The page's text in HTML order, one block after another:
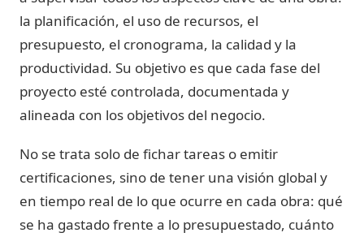
la planificación, el uso de recursos, el
presupuesto, el cronograma, la calidad y la
productividad. Su objetivo es que cada fase del
proyecto esté controlada, documentada y
alineada con los objetivos del negocio.
No se trata solo de fichar tareas o emitir
certificaciones, sino de tener una visión global y
en tiempo real de lo que ocurre en cada obra: qué
se ha gastado frente a lo presupuestado, cuánto